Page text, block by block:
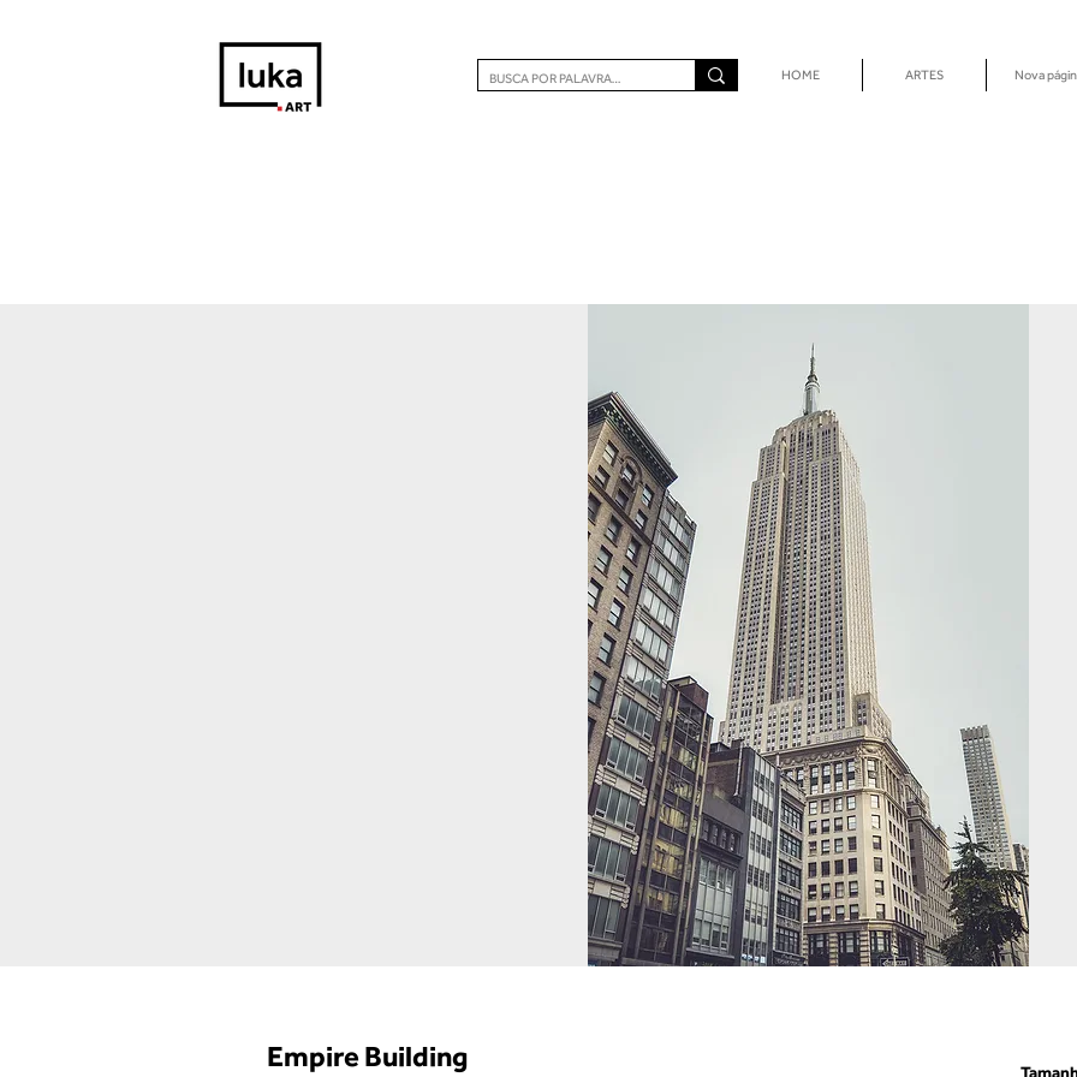
HOME ARTES Nova
Empire Building